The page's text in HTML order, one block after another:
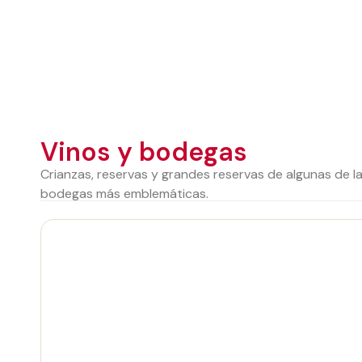
Vinos y bodegas
Crianzas, reservas y grandes reservas de algunas de
bodegas más emblemáticas.